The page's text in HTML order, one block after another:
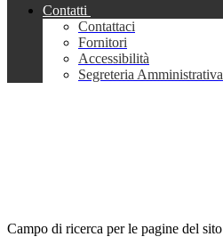
Contatti
Contattaci
Fornitori
Accessibilità
Segreteria Amministrativa
Campo di ricerca per le pagine del sito